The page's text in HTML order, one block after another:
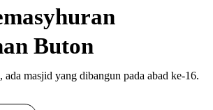
Buton
masjid yang dibangun pada abad ke-16.